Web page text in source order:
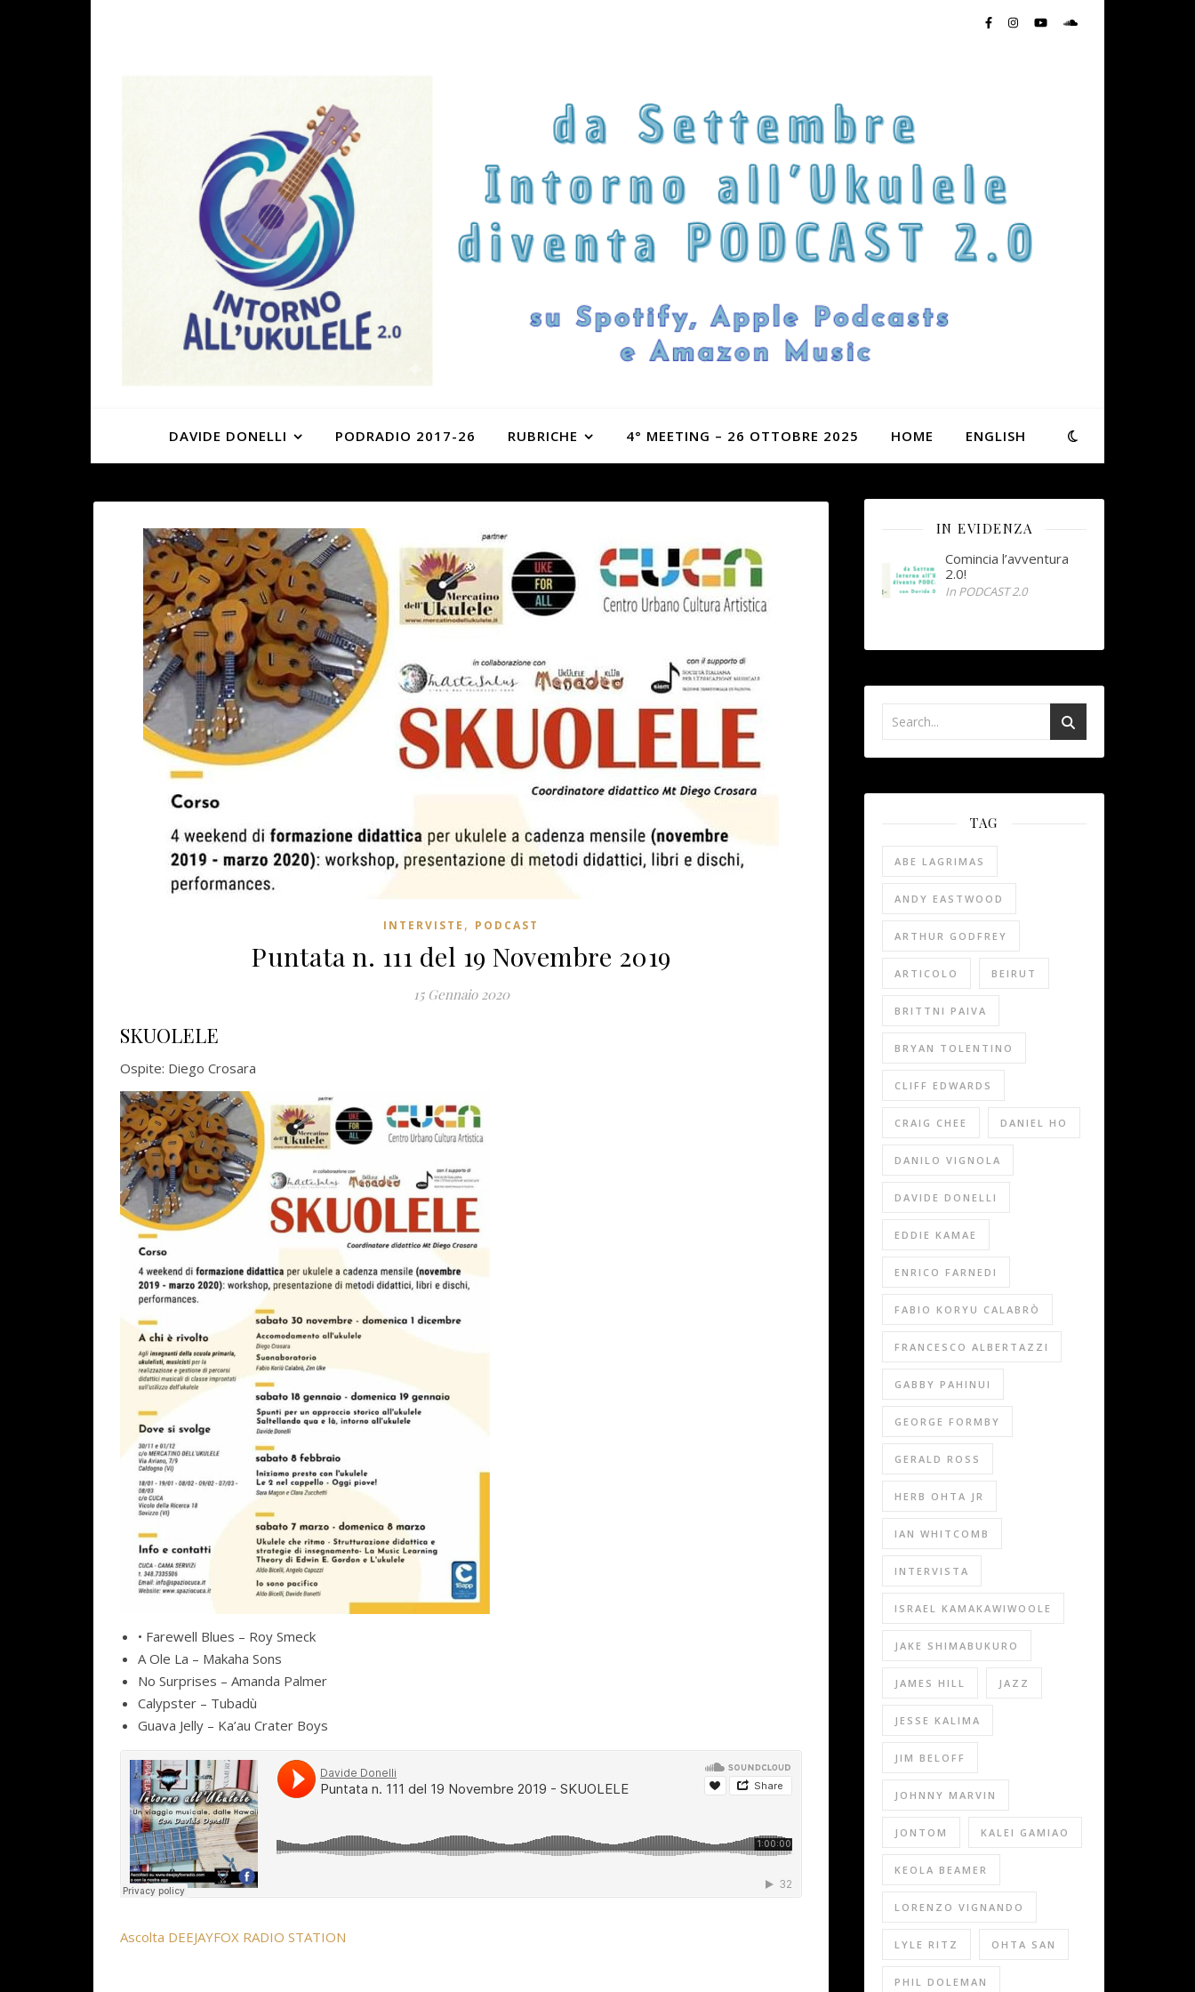
DAVIDE DONELLI PODRADIO 2017-26 RUBRICHE 4° MEETING – 26 OTTOBRE 2025 HOME ENGLISH
INTERVISTE , PODCAST
Puntata n. 111 del 19 Novembre 2019
15 Gennaio 2020
SKUOLELE
Ospite: Diego Crosara
• Farewell Blues – Roy Smeck
A Ole La – Makaha Sons
No Surprises – Amanda Palmer
Calypster – Tubadù
Guava Jelly – Ka’au Crater Boys
Ascolta DEEJAYFOX RADIO STATION
IN EVIDENZA
Comincia l’avventura
2.0!
In PODCAST 2.0
TAG
ABE LAGRIMAS
ANDY EASTWOOD
ARTHUR GODFREY
ARTICOLO BEIRUT
BRITTNI PAIVA
BRYAN TOLENTINO
CLIFF EDWARDS
CRAIG CHEE DANIEL HO
DANILO VIGNOLA
DAVIDE DONELLI
EDDIE KAMAE
ENRICO FARNEDI
FABIO KORYU CALABRÒ
FRANCESCO ALBERTAZZI
GABBY PAHINUI
GEORGE FORMBY
GERALD ROSS
HERB OHTA JR
IAN WHITCOMB
INTERVISTA
ISRAEL KAMAKAWIWOOLE
JAKE SHIMABUKURO
JAMES HILL JAZZ
JESSE KALIMA
JIM BELOFF
JOHNNY MARVIN
JONTOM KALEI GAMIAO
KEOLA BEAMER
LORENZO VIGNANDO
LYLE RITZ OHTA SAN
PHIL DOLEMAN